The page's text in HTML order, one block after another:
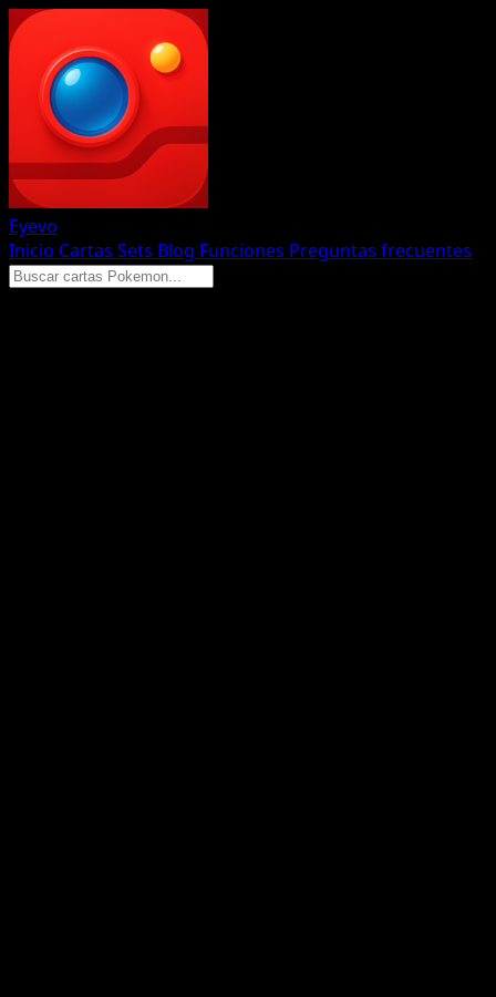
Eyevo
Inicio Cartas Sets Blog Funciones Preguntas frecuentes